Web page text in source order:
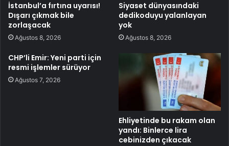
İstanbul’a fırtına uyarısı!
Dışarı çıkmak bile
zorlaşacak
Ağustos 8, 2026
Siyaset dünyasındaki
dedikoduyu yalanlayan
yok
Ağustos 8, 2026
CHP’li Emir: Yeni parti için
resmi işlemler sürüyor
Ağustos 7, 2026
Ehliyetinde bu rakam olan
yandı: Binlerce lira
cebinizden çıkacak